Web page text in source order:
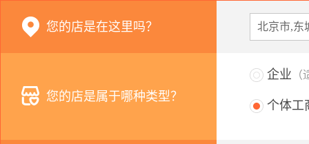
您的店是在这里吗？
您的店是属于哪种类型？
企业
个体工